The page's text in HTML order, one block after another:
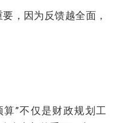
，因为反馈越全面，
”不仅是财政规划工